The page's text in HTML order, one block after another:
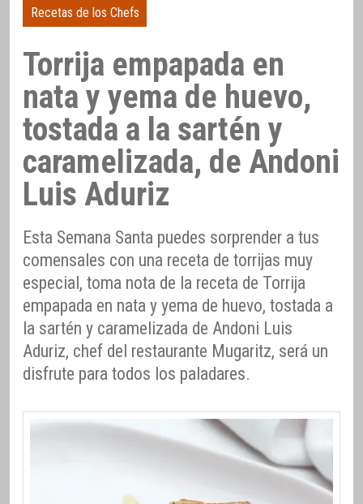
Recetas de los Chefs
Torrija empapada en
nata y yema de huevo,
tostada a la sartén y
caramelizada, de Andoni
Luis Aduriz
Esta Semana Santa puedes sorprender a tus
comensales con una receta de torrijas muy
especial, toma nota de la receta de Torrija
empapada en nata y yema de huevo, tostada a
la sartén y caramelizada de Andoni Luis
Aduriz, chef del restaurante Mugaritz, será un
disfrute para todos los paladares.